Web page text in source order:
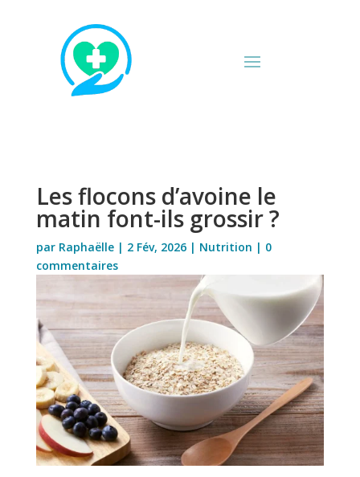
Les flocons d’avoine le
matin font-ils grossir ?
par Raphaëlle| 2 Fév, 2026| Nutrition | 0
commentaires